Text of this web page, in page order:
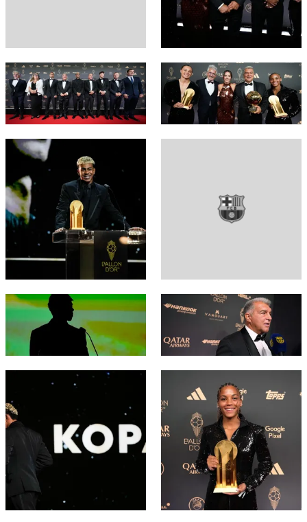
FC Barcelona club badge
FC Barcelona club badge
FC Barcelona club badge
FC Barcelona club badge
FC Barcelona club badge
FC Barcelona club badge